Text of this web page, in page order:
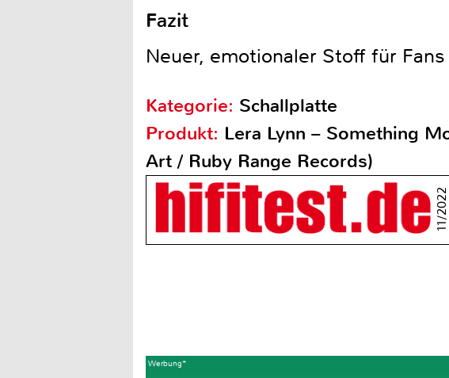
Fazit
Neuer, emotionaler Stoff für
Kategorie: Schallplatte
Produkt: Lera Lynn – Something
Art / Ruby Range Records)
11/2022
Werbung*